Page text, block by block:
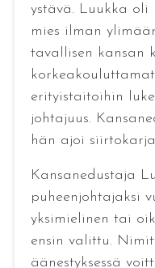
ystävä. Luukka oli
mies ilman
tavallisen kansan
erityistaitoihin
johtajuus.
hän ajoi
Kansanedustaja
puheenjohtajaksi
yksimielinen tai
ensin valittu.
äänestyksessä